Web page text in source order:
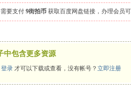
需要支付9街拍币 获取百度网盘链接，办理会员
中包含更多资源
登录 才可以下载或查看，没有帐号？立即注册